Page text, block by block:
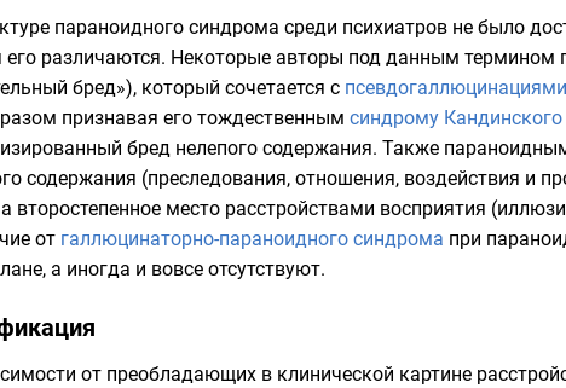
параноидного синдрома среди психиатров не было
его различаются. Некоторые авторы под данным термином
бред»), который сочетается с псевдогаллюцинациями
признавая его тождественным синдрому
бред нелепого содержания. Также
содержания (преследования, отношения, воздействия и
второстепенное место расстройствами восприятия (
от галлюцинаторно-параноидного синдрома при
а иногда и вовсе отсутствуют.
от преобладающих в клинической картине